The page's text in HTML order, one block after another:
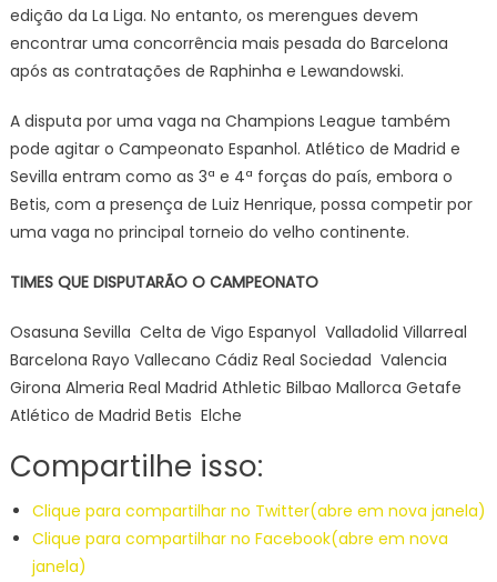
edição da La Liga. No entanto, os merengues devem
encontrar uma concorrência mais pesada do Barcelona
após as contratações de Raphinha e Lewandowski.
A disputa por uma vaga na Champions League também
pode agitar o Campeonato Espanhol. Atlético de Madrid e
Sevilla entram como as 3ª e 4ª forças do país, embora o
Betis, com a presença de Luiz Henrique, possa competir por
uma vaga no principal torneio do velho continente.
TIMES QUE DISPUTARÃO O CAMPEONATO
Osasuna Sevilla Celta de Vigo Espanyol ​Valladolid Villarreal
Barcelona Rayo Vallecano ​Cádiz Real Sociedad Valencia
Girona Almeria Real Madrid Athletic Bilbao Mallorca Getafe
Atlético de Madrid Betis Elche
Compartilhe isso:
Clique para compartilhar no Twitter(abre em nova janela)
Clique para compartilhar no Facebook(abre em nova
janela)